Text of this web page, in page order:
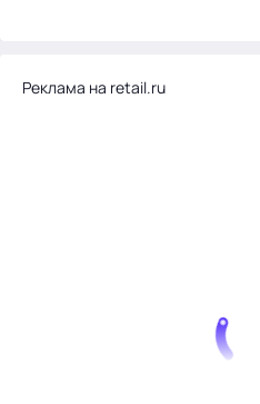
Реклама на retail.ru